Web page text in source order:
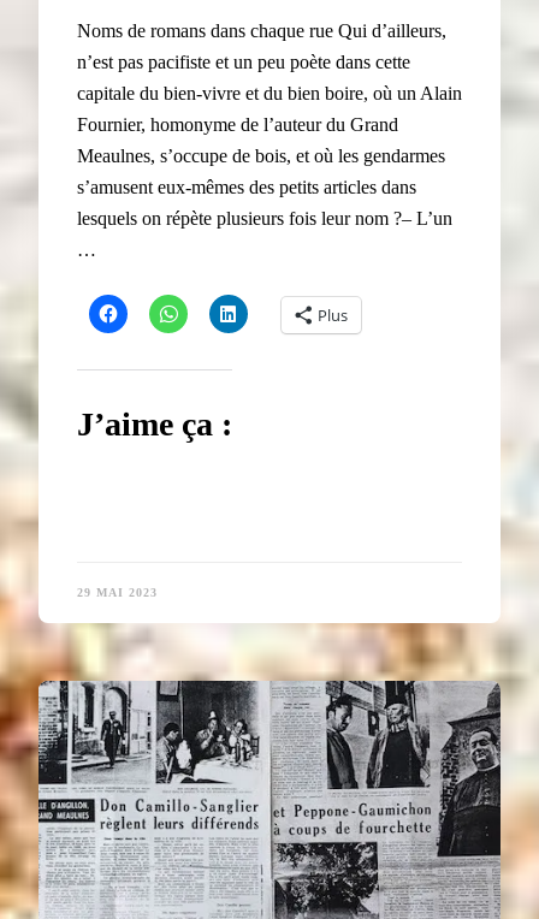
Noms de romans dans chaque rue Qui d’ailleurs,
n’est pas pacifiste et un peu poète dans cette
capitale du bien-vivre et du bien boire, où un Alain
Fournier, homonyme de l’auteur du Grand
Meaulnes, s’occupe de bois, et où les gendarmes
s’amusent eux-mêmes des petits articles dans
lesquels on répète plusieurs fois leur nom ?– L’un
…
Plus
J’aime ça :
29 MAI 2023